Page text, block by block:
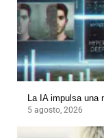
La IA impulsa una
5 agosto, 2026